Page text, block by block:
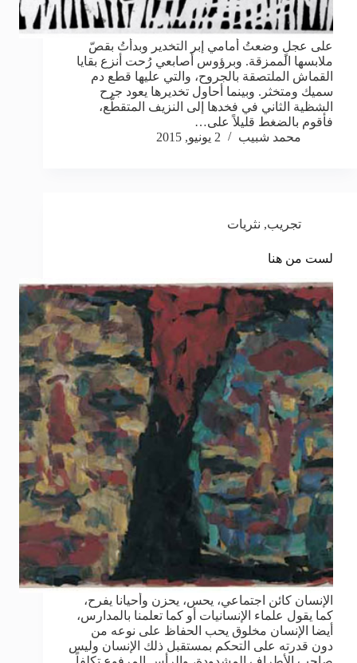
على عجلٍ وضعتُ أمامي إبر التخدير وبدأتُ بقصّ
ملابسها الممزقة. وبرؤوس أصابعي رُحت أنزع بقايا
القماش الملتصقة بالجروح، والتي عليها قطع دم
سميك ومتخثر. وبينما أحاول تخديرها يعود جرح
الشظية الثاني في فخدها إلى النزيف المتقطّع،
فأقوم بالضغط قليلاً على…
محمد شبيب
2 يونيو, 2015
تجريب, نثريات
لست من هنا
الإنسان كائن اجتماعي، يحس، يحزن وأحيانا يفرح،
كما يقول علماء الإنسانيات أو كما تعلمنا بالمدارس،
أيضا الإنسان مخلوق يحب الحفاظ على نوعه من
دون قدرته على التحكم بمستقبل ذلك الإنسان وليس